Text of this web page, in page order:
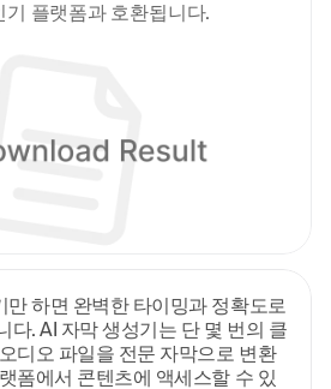
플랫폼과 호환됩니다.
만 하면 완벽한 타이밍과 정확도로
다. AI 자막 생성기는 단 몇 번의 클
디오 파일을 전문 자막으로 변환
폼에서 콘텐츠에 액세스할 수 있